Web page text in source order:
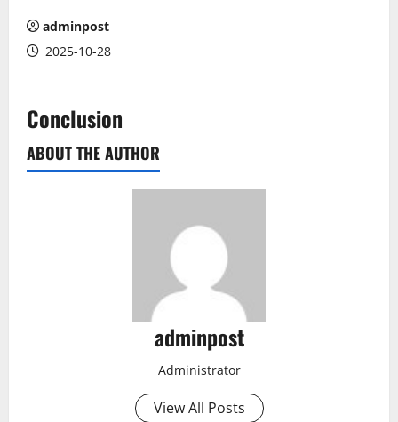
adminpost
2025-10-28
Conclusion
ABOUT THE AUTHOR
adminpost
Administrator
View All Posts